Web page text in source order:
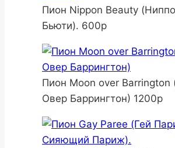
Пион Nippon Beauty
Бьюти). 600р
Пион Moon over Barrington
Овер Баррингтон) 1200р